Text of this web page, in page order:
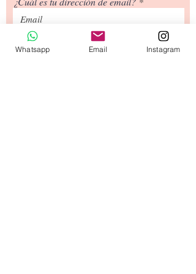
¿Cuál es tu número de teléfono?
Whatsapp Email Instagram